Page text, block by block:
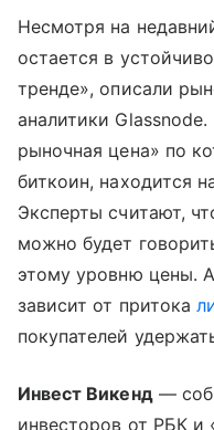
Несмотря на
остается в
тренде», описали
аналитики
рыночная цена» по
биткоин, находится
Эксперты считают,
можно будет
этому уровню цены.
зависит от притока
покупателей
Инвест Викенд—
инвесторов от РБК и